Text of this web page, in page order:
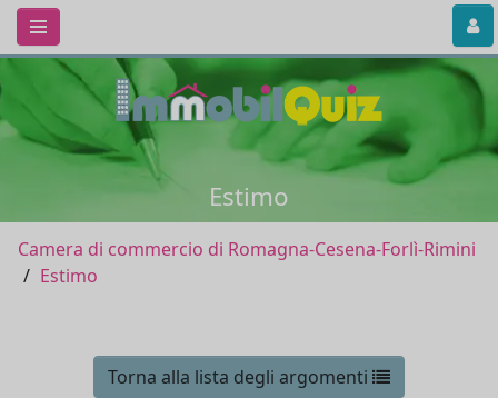
Estimo
Camera di commercio di Romagna-Cesena-Forlì-Rimini
Estimo
Torna alla lista degli argomenti